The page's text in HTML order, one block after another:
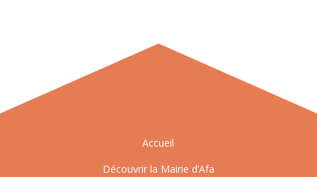
Accueil
Découvrir la Mairie d’Afa